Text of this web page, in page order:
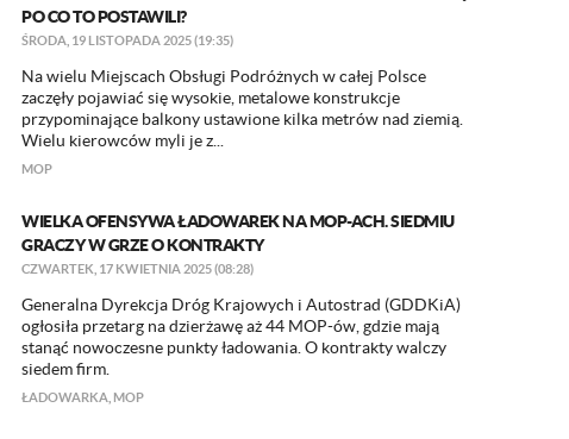
PO CO TO POSTAWILI?
ŚRODA, 19 LISTOPADA 2025 (19:35)
Na wielu Miejscach Obsługi Podróżnych w całej Polsce
zaczęły pojawiać się wysokie, metalowe konstrukcje
przypominające balkony ustawione kilka metrów nad ziemią.
Wielu kierowców myli je z...
MOP
WIELKA OFENSYWA ŁADOWAREK NA MOP-ACH. SIEDMIU
GRACZY W GRZE O KONTRAKTY
CZWARTEK, 17 KWIETNIA 2025 (08:28)
Generalna Dyrekcja Dróg Krajowych i Autostrad (GDDKiA)
ogłosiła przetarg na dzierżawę aż 44 MOP-ów, gdzie mają
stanąć nowoczesne punkty ładowania. O kontrakty walczy
siedem firm.
ŁADOWARKA MOP